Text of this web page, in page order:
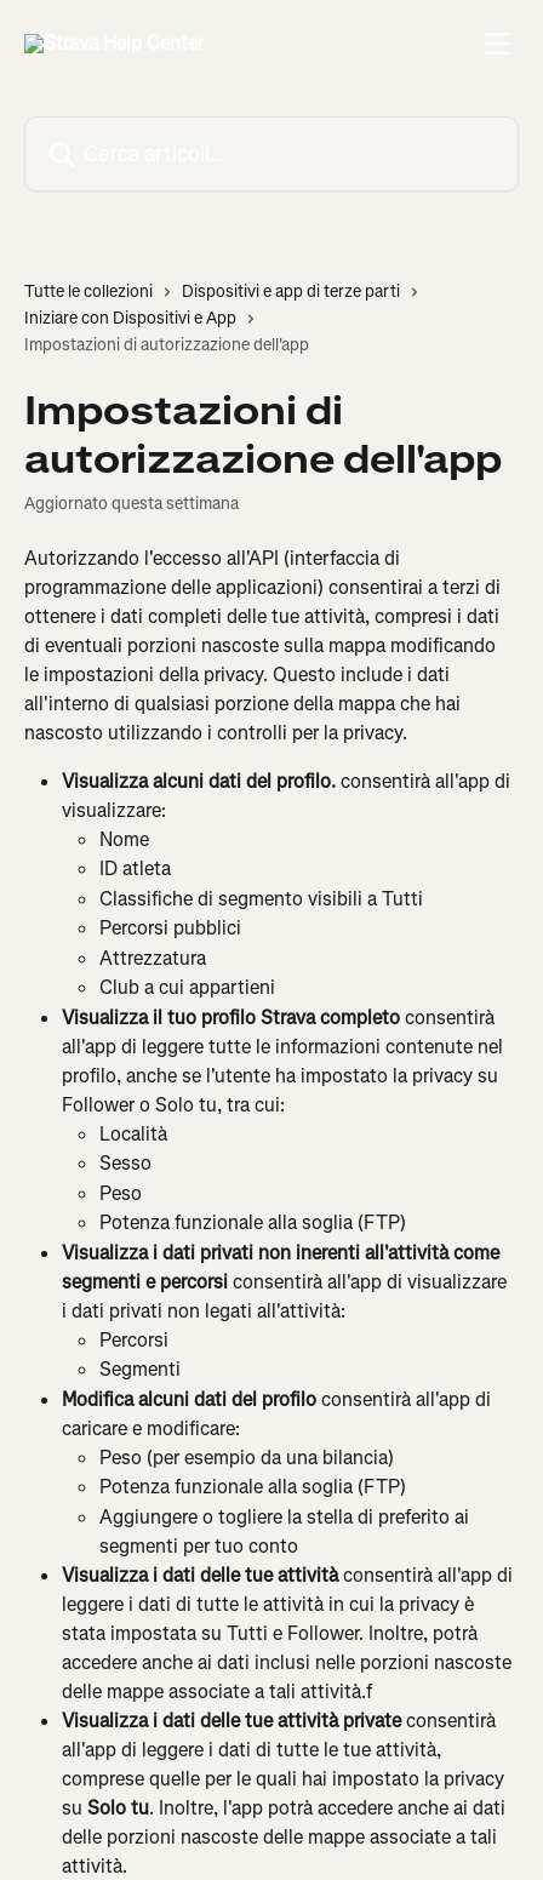
Tutte le collezioni
Dispositivi e app di terze parti
Iniziare con Dispositivi e App
Impostazioni di autorizzazione dell'app
Impostazioni di
autorizzazione dell'app
Aggiornato questa settimana
Autorizzando l'eccesso all'API (interfaccia di
programmazione delle applicazioni) consentirai a terzi di
ottenere i dati completi delle tue attività, compresi i dati
di eventuali porzioni nascoste sulla mappa modificando
le impostazioni della privacy. Questo include i dati
all'interno di qualsiasi porzione della mappa che hai
nascosto utilizzando i controlli per la privacy.
Visualizza alcuni dati del profilo. consentirà all'app di
visualizzare:
Nome
ID atleta
Classifiche di segmento visibili a Tutti
Percorsi pubblici
Attrezzatura
Club a cui appartieni
Visualizza il tuo profilo Strava completo consentirà
all'app di leggere tutte le informazioni contenute nel
profilo, anche se l'utente ha impostato la privacy su
Follower o Solo tu, tra cui:
Località
Sesso
Peso
Potenza funzionale alla soglia (FTP)
Visualizza i dati privati non inerenti all'attività come
segmenti e percorsi consentirà all'app di visualizzare
i dati privati non legati all'attività:
Percorsi
Segmenti
Modifica alcuni dati del profilo consentirà all'app di
caricare e modificare:
Peso (per esempio da una bilancia)
Potenza funzionale alla soglia (FTP)
Aggiungere o togliere la stella di preferito ai
segmenti per tuo conto
Visualizza i dati delle tue attività consentirà all'app di
leggere i dati di tutte le attività in cui la privacy è
stata impostata su Tutti e Follower. Inoltre, potrà
accedere anche ai dati inclusi nelle porzioni nascoste
delle mappe associate a tali attività.f
Visualizza i dati delle tue attività private consentirà
all'app di leggere i dati di tutte le tue attività,
comprese quelle per le quali hai impostato la privacy
su Solo tu. Inoltre, l'app potrà accedere anche ai dati
delle porzioni nascoste delle mappe associate a tali
attività.